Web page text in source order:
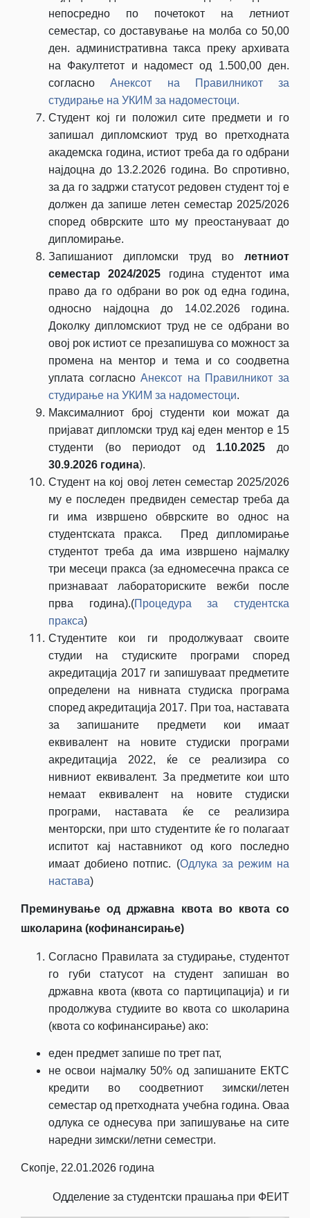
непосредно по почетокот на летниот
семестар, со доставување на молба со 50,00
ден. административна такса преку архивата
на Факултетот и надомест од 1.500,00 ден.
согласно Анексот на Правилникот за
студирање на УКИМ за надоместоци.
Студент кој ги положил сите предмети и го
запишал дипломскиот труд во претходната
академска година, истиот треба да го одбрани
најдоцна до 13.2.2026 година. Во спротивно,
за да го задржи статусот редовен студент тој е
должен да запише летен семестар 2025/2026
според обврските што му преостануваат до
дипломирање.
Запишаниот дипломски труд во летниот
семестар 2024/2025 година студентот има
право да го одбрани во рок од една година,
односно најдоцна до 14.02.2026 година.
Доколку дипломскиот труд не се одбрани во
овој рок истиот се презапишува со можност за
промена на ментор и тема и со соодветна
уплата согласноАнексот на Правилникот за
студирање на УКИМ за надоместоци.
Максималниот број студенти кои можат да
пријават дипломски труд кај еден ментор е 15
студенти (во периодот од 1.10.2025 до
30.9.2026 година).
Студент на кој овој летен семестар 2025/2026
му е последен предвиден семестар треба да
ги има извршено обврските во однос на
студентската пракса. Пред дипломирање
студентот треба да има извршено најмалку
три месеци пракса (за едномесечна пракса се
признаваат лабораториските вежби после
прва година).(Процедура за студентска
пракса)
Студентите кои ги продолжуваат своите
студии на студиските програми според
акредитација 2017 ги запишуваат предметите
определени на нивната студиска програма
според акредитација 2017. При тоа, наставата
за запишаните предмети кои имаат
еквивалент на новите студиски програми
акредитација 2022, ќе се реализира со
нивниот еквивалент. За предметите кои што
немаат еквивалент на новите студиски
програми, наставата ќе се реализира
менторски, при што студентите ќе го полагаат
испитот кај наставникот од кого последно
имаат добиено потпис. (Одлука за режим на
настава)
Преминување од државна квота во квота со
школарина (кофинансирање)
Согласно Правилата за студирање, студентот
го губи статусот на студент запишан во
државна квота (квота со партиципација) и ги
продолжува студиите во квота со школарина
(квота со кофинансирање) ако:
еден предмет запише по трет пат,
не освои најмалку 50% од запишаните ЕКТС
кредити во соодветниот зимски/летен
семестар од претходната учебна година. Оваа
одлука се однесува при запишување на сите
наредни зимски/летни семестри.
Скопје, 22.01.2026 година
Одделение за студентски прашања при ФЕИТ